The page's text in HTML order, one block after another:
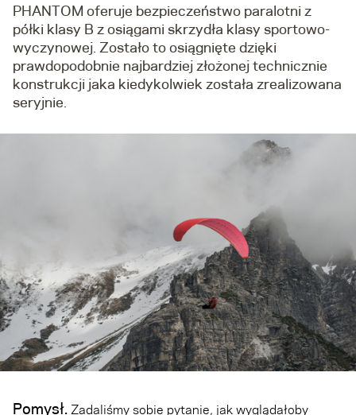
PHANTOM oferuje bezpieczeństwo paralotni z
półki klasy B z osiągami skrzydła klasy sportowo-
wyczynowej. Zostało to osiągnięte dzięki
prawdopodobnie najbardziej złożonej technicznie
konstrukcji jaka kiedykolwiek została zrealizowana
seryjnie.
Pomysł.Zadaliśmy sobie pytanie, jak wyglądałoby